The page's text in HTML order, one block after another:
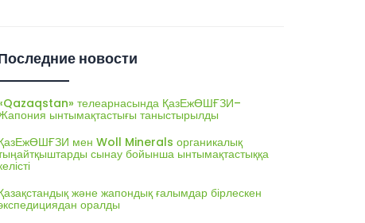
новости
телеарнасында ҚазЕжӨШҒЗИ–
ынтымақтастығы таныстырылды
мен Woll Minerals органикалық
сынау бойынша ынтымақтастыққа
және жапондық ғалымдар бірлескен
оралды